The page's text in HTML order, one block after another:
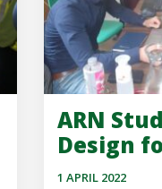
ARN
Design
1 APRIL 2022